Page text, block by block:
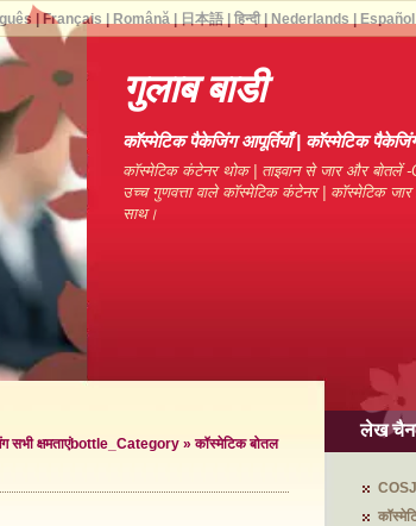
गुलाब बाडी
कॉस्मेटिक पैकेजिंग आपूर्तियाँ | कॉस्मेटिक
कॉस्मेटिक कंटेनर थोक | ताइवान से जार और बोतलें -
उच्च गुणवत्ता वाले कॉस्मेटिक कंटेनर | कॉस्मेटिक
साथ।
सभी क्षमताएंbottle_Category »कॉस्मेटिक बोतल
लेख
Français Română| 日本語| हिन्दी| Nederlands Español